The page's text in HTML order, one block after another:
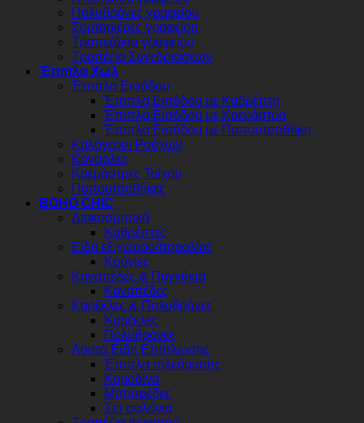
Πολυθρόνες γραφείου
Συρταριέρες γραφείου
Τραπεζάκια γραφείου
Τραπέζια Συνεδριάσεων
Έπιπλα Χωλ
Έπιπλα Εισόδου
Έπιπλα Εισόδου με Καθρέπτη
Έπιπλα Εισόδου με Κρεμάστρα
Έπιπλα Εισόδου με Παπουτσοθήκη
Καλόγεροι Ρούχων
Κονσόλες
Κρεμάστρες Τοίχου
Παπουτσοθήκες
BOHO CHIC
Διακοσμητικά
Καθρέπτες
Είδη εξ.χώρου/παραλίας
Κούνιες
Καναπέδες & Παγκάκια
Καναπέδες
Καρέκλες & Πολυθρόνες
Καρέκλες
Πολυθρόνες
Λοιπά Είδη Επίπλωσης
Έπιπλα τηλεόρασης
Κομοδίνα
Μπουφέδες
Σετ σαλόνια